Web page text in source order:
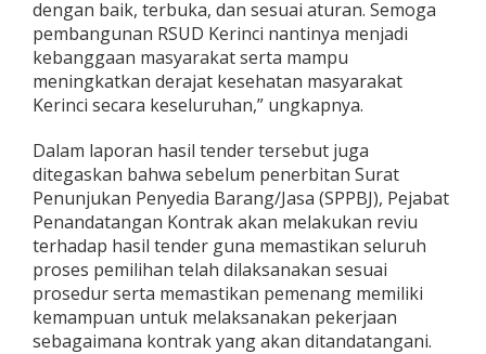
dengan baik, terbuka, dan sesuai aturan. Semoga
pembangunan RSUD Kerinci nantinya menjadi
kebanggaan masyarakat serta mampu
meningkatkan derajat kesehatan masyarakat
Kerinci secara keseluruhan,” ungkapnya.
Dalam laporan hasil tender tersebut juga
ditegaskan bahwa sebelum penerbitan Surat
Penunjukan Penyedia Barang/Jasa (SPPBJ), Pejabat
Penandatangan Kontrak akan melakukan reviu
terhadap hasil tender guna memastikan seluruh
proses pemilihan telah dilaksanakan sesuai
prosedur serta memastikan pemenang memiliki
kemampuan untuk melaksanakan pekerjaan
sebagaimana kontrak yang akan ditandatangani.